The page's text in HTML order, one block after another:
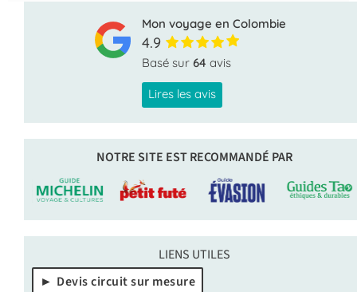
Mon voyage en Colombie
4.9
Basé sur 64 avis
Lires les avis
NOTRE SITE EST RECOMMANDÉ PAR
LIENS UTILES
Devis circuit sur mesure